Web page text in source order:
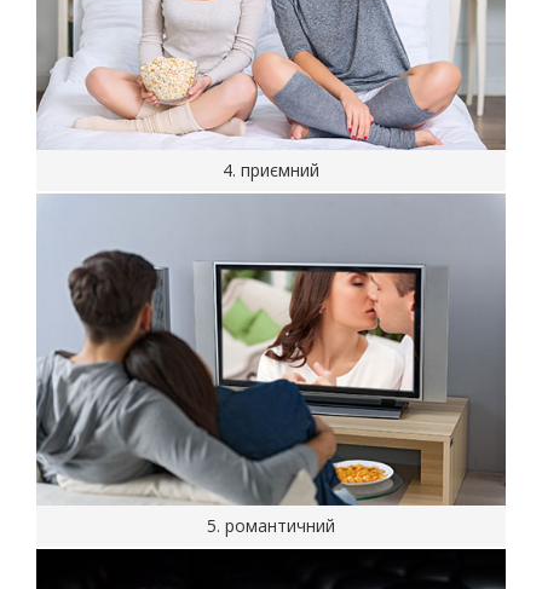
4. приємний
5. романтичний